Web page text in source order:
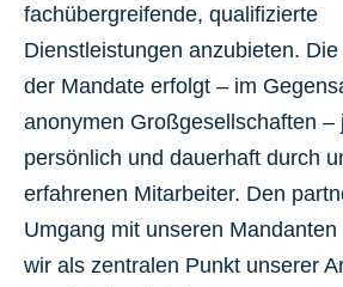
fachübergreifende, qualifizierte
Dienstleistungen anzubieten.
der Mandate erfolgt – im
anonymen Großgesellschaften –
persönlich und dauerhaft durch
erfahrenen Mitarbeiter. Den
Umgang mit unseren Mandanten
wir als zentralen Punkt unserer